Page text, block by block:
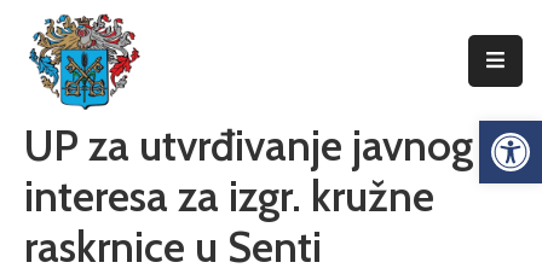
Упознајте
Сенту
Локална
самоуправа
Сента
UP za utvrđivanje javnog
interesa za izgr. kružne
raskrnice u Senti